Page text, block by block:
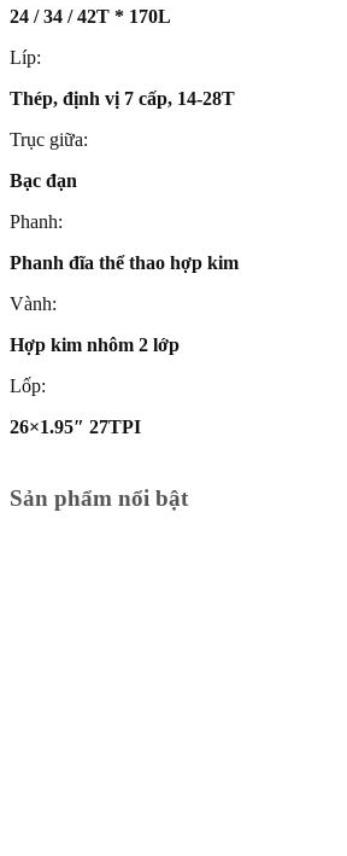
24 / 34 / 42T * 170L
Líp:
Thép, định vị 7 cấp, 14-28T
Trục giữa:
Bạc đạn
Phanh:
Phanh đĩa thể thao hợp kim
Vành:
Hợp kim nhôm 2 lớp
Lốp:
26×1.95″ 27TPI
Sản phẩm nổi bật